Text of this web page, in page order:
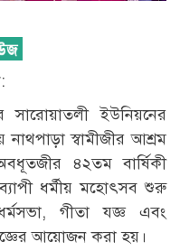
সারোয়াতলী ইউনিয়নের
নাথপাড়া স্বামীজীর আশ্রম
৪২তম বার্ষিকী
ধর্মীয় মহোৎসব শুরু
গীতা যজ্ঞ এবং
আয়োজন করা হয়।